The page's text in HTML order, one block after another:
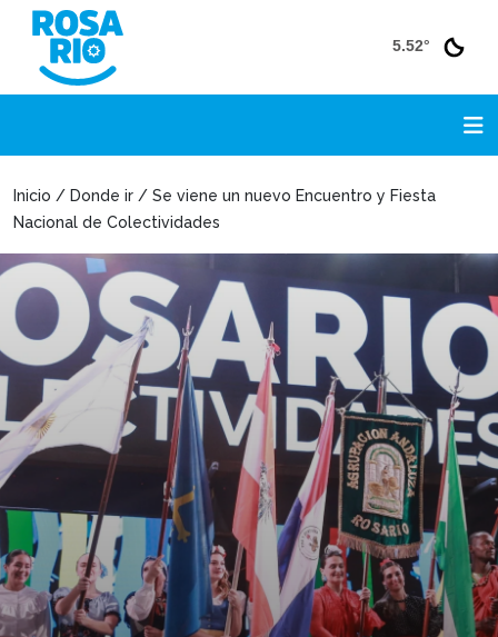
5.52°
Inicio / Donde ir / Se viene un nuevo Encuentro y Fiesta
Nacional de Colectividades